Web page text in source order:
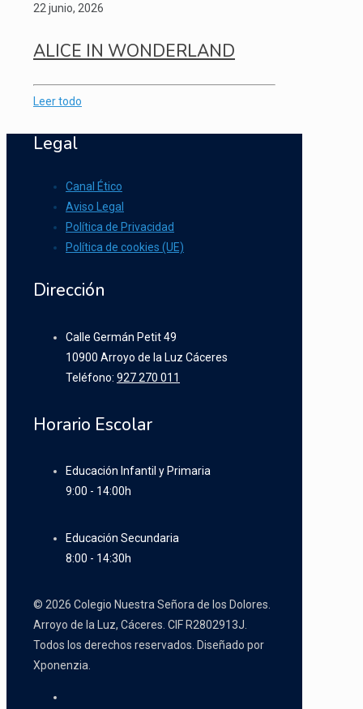
22 junio, 2026
ALICE IN WONDERLAND
Leer todo
Legal
Canal Ético
Aviso Legal
Política de Privacidad
Política de cookies (UE)
Dirección
Calle Germán Petit 49
10900 Arroyo de la Luz Cáceres
Teléfono: 927 270 011
Horario Escolar
Educación Infantil y Primaria
9:00 - 14:00h
Educación Secundaria
8:00 - 14:30h
© 2026 Colegio Nuestra Señora de los Dolores.
Arroyo de la Luz, Cáceres. CIF R2802913J.
Todos los derechos reservados. Diseñado por
Xponenzia.